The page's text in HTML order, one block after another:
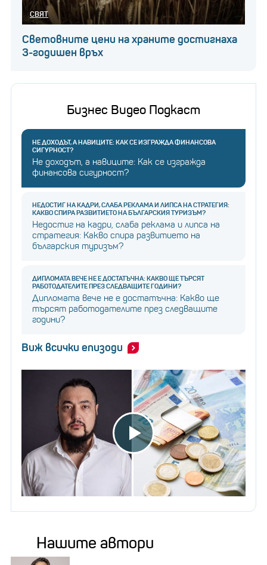
СВЯТ
Световните цени на храните достигнаха
3-годишен връх
Бизнес Видео Подкаст
НЕ ДОХОДЪТ, А НАВИЦИТЕ: КАК СЕ ИЗГРАЖДА ФИНАНСОВА
СИГУРНОСТ?
Не доходът, а навиците: Как се изгражда
финансова сигурност?
НЕДОСТИГ НА КАДРИ, СЛАБА РЕКЛАМА И ЛИПСА НА СТРАТЕГИЯ:
КАКВО СПИРА РАЗВИТИЕТО НА БЪЛГАРСКИЯ ТУРИЗЪМ?
Недостиг на кадри, слаба реклама и липса на
стратегия: Какво спира развитието на
българския туризъм?
ДИПЛОМАТА ВЕЧЕ НЕ Е ДОСТАТЪЧНА: КАКВО ЩЕ ТЪРСЯТ
РАБОТОДАТЕЛИТЕ ПРЕЗ СЛЕДВАЩИТЕ ГОДИНИ?
Дипломата вече не е достатъчна: Какво ще
търсят работодателите през следващите
години?
Виж всички епизоди
Нашите автори